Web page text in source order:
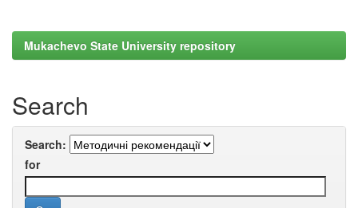
Mukachevo State University repository
Search
Search:
for